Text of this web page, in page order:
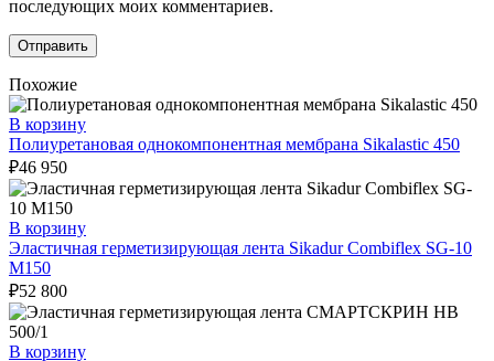
последующих моих комментариев.
Похожие
В корзину
Полиуретановая однокомпонентная мембрана Sikalastic 450
₽46 950
В корзину
Эластичная герметизирующая лента Sikadur Combiflex SG-10
M150
₽52 800
В корзину